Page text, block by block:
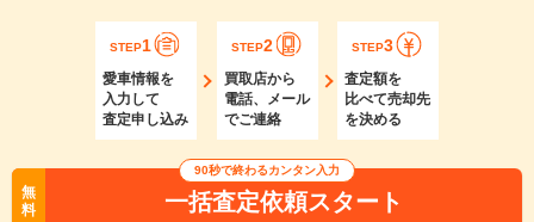
STEP1
愛車情報を
入力して
査定申し込み
STEP2
買取店から
電話、メール
でご連絡
STEP3
査定額を
比べて売却先
を決める
無
料
90秒で終わるカンタン入力
一括査定依頼スタート